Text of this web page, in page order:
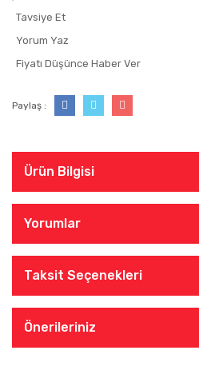
Tavsiye Et
Yorum Yaz
Fiyatı Düşünce Haber Ver
Paylaş :
Ürün Bilgisi
Yorumlar
Taksit Seçenekleri
Önerileriniz